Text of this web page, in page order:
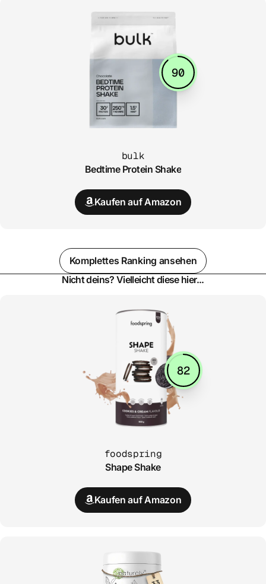
90
bulk
Bedtime Protein Shake
Kaufen auf Amazon
Komplettes Ranking ansehen
Nicht deins? Vielleicht diese hier...
82
foodspring
Shape Shake
Kaufen auf Amazon